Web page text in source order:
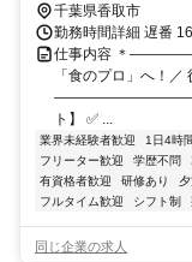
千葉県香取市
勤務時間詳細 遅番
仕事内容 ＊
「食のプロ」へ！
ト】 ✅ ...
業界未経験者歓迎 1日4時
フリーター歓迎
学歴不問
有資格者歓迎
研修あり
フルタイム歓迎
シフト制
同じ企業の求人